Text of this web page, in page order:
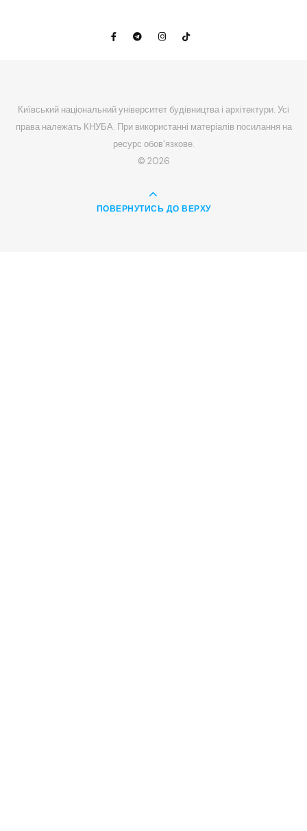
Київський національний університет будівництва і архітектури. Усі
права належать КНУБА. При використанні матеріалів посилання на
ресурс обов'язкове.
© 2026
ПОВЕРНУТИСЬ ДО ВЕРХУ